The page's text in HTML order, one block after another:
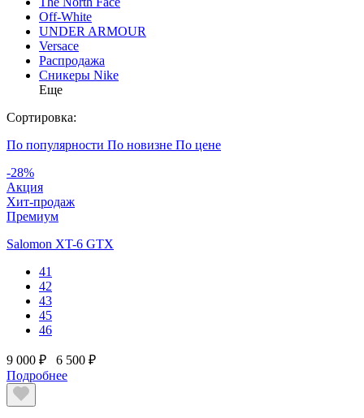
Off-White
UNDER ARMOUR
Versace
Распродажа
Сникеры Nike
Еще
Сортировка:
По популярности По новизне По цене
-28%
Акция
Хит-продаж
Премиум
Salomon XT-6 GTX
41
42
43
45
46
9 000 ₽
6 500 ₽
Подробнее